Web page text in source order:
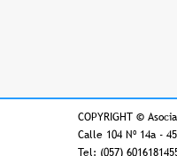
COPYRIGHT ©
Calle 104 Nº 14a -
Tel: (057)